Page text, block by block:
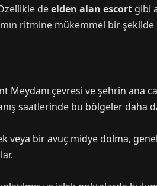
deelden alan escort gibi
ritmine mükemmel bir şekilde
Meydanı çevresi ve şehrin ana
saatlerinde bu bölgeler daha
veya bir avuç midye dolma,